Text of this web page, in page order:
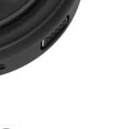
محصولات کارکرده
تماس با ما